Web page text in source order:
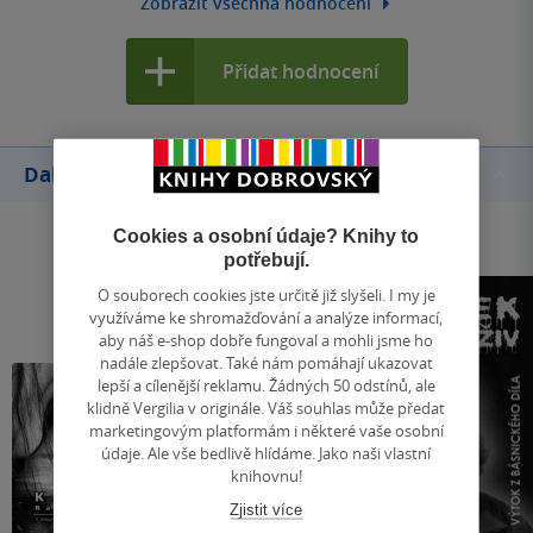
Přidat hodnocení
Další knihy autora
Cookies a osobní údaje? Knihy to
potřebují.
O souborech cookies jste určitě již slyšeli. I my je
využíváme ke shromažďování a analýze informací,
aby náš e-shop dobře fungoval a mohli jsme ho
nadále zlepšovat. Také nám pomáhají ukazovat
lepší a cílenější reklamu. Žádných 50 odstínů, ale
klidně Vergilia v originále. Váš souhlas může předat
marketingovým platformám i některé vaše osobní
údaje. Ale vše bedlivě hlídáme. Jako naši vlastní
knihovnu!
Zjistit více